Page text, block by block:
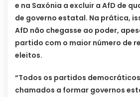
e na Saxónia a excluir a AfD de
de governo estatal. Na prática,
AfD não chegasse ao poder,
partido com o maior número de
eleitos.
“Todos os partidos
chamados a formar governos